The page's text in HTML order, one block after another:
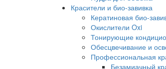
Красители и био-завивка
Кератиновая био-
Окислители Oxi
Тонирующие
Обесцвечивание и
Профессиональная
Безамиачный